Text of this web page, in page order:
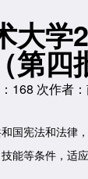
大学
四
168 次作者
宪法和法律，
能等条件，适